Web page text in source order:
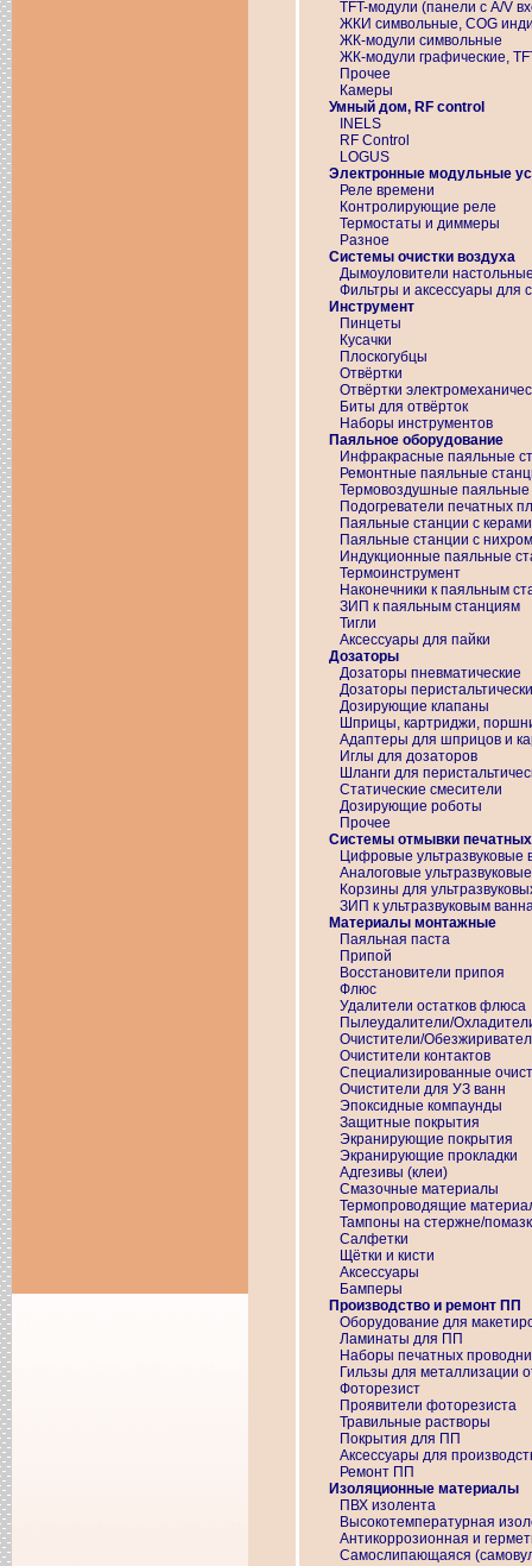
TFT-модули (панели с A/V
ЖКИ символьные, COG
ЖК-модули символьные
ЖК-модули графические,
Прочее
Камеры
Умный дом, RF control
INELS
RF Control
LOGUS
Электронные модульные
Реле времени
Контролирующие реле
Термостаты и диммеры
Разное
Системы очистки воздуха
Дымоуловители
Фильтры и аксессуары для
Инструмент
Пинцеты
Кусачки
Плоскогубцы
Отвёртки
Отвёртки
Биты для отвёрток
Наборы инструментов
Паяльное оборудование
Инфракрасные паяльные
Ремонтные паяльные
Термовоздушные паяльные
Подогреватели печатных
Паяльные станции с
Паяльные станции с
Индукционные паяльные
Термоинструмент
Наконечники к паяльным
ЗИП к паяльным станциям
Тигли
Аксессуары для пайки
Дозаторы
Дозаторы пневматические
Дозаторы
Дозирующие клапаны
Шприцы, картриджи,
Адаптеры для шприцов и
Иглы для дозаторов
Шланги для
Статические смесители
Дозирующие роботы
Прочее
Системы отмывки
Цифровые ультразвуковые
Аналоговые
Корзины для
ЗИП к ультразвуковым
Материалы монтажные
Паяльная паста
Припой
Восстановители припоя
Флюс
Удалители остатков флюса
Пылеудалители/
Очистители/
Очистители контактов
Специализированные
Очистители для УЗ ванн
Эпоксидные компаунды
Защитные покрытия
Экранирующие покрытия
Экранирующие прокладки
Адгезивы (клеи)
Смазочные материалы
Термопроводящие
Тампоны на стержне/
Салфетки
Щётки и кисти
Аксессуары
Бамперы
Производство и ремонт ПП
Оборудование для
Ламинаты для ПП
Наборы печатных
Гильзы для металлизации
Фоторезист
Проявители фоторезиста
Травильные растворы
Покрытия для ПП
Аксессуары для
Ремонт ПП
Изоляционные материалы
ПВХ изолента
Высокотемпературная
Антикоррозионная и
Самослипающаяся